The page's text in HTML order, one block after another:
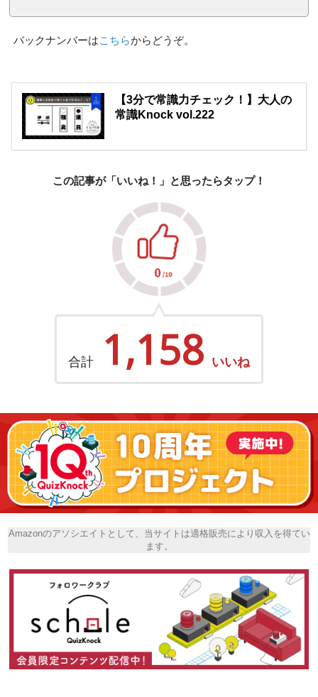
バックナンバーはこちらからどうぞ。
【3分で常識力チェック！】大人の
常識Knock vol.222
この記事が「いいね！」と思ったらタップ！
合計 1,158 いいね
Amazonのアソシエイトとして、当サイトは適格販売により収入を得てい
ます。